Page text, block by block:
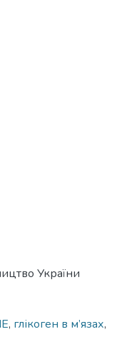
України
, глікоген в м’язах,